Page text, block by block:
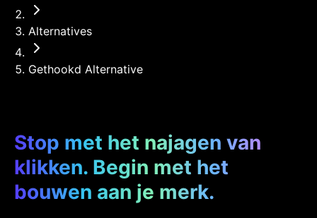
Alternatives
Gethookd Alternative
Stop met het najagen van
klikken. Begin met het
bouwen aan je merk.